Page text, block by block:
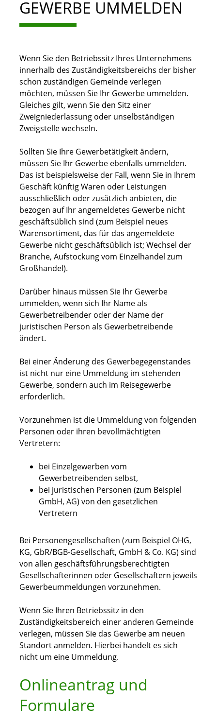
GEWERBE UMMELDEN
Wenn Sie den Betriebssitz Ihres Unternehmens
innerhalb des Zuständigkeitsbereichs der bisher
schon zuständigen Gemeinde verlegen
möchten, müssen Sie Ihr Gewerbe ummelden.
Gleiches gilt, wenn Sie den Sitz einer
Zweigniederlassung oder unselbständigen
Zweigstelle wechseln.
Sollten Sie Ihre Gewerbetätigkeit ändern,
müssen Sie Ihr Gewerbe ebenfalls ummelden.
Das ist beispielsweise der Fall, wenn Sie in Ihrem
Geschäft künftig Waren oder Leistungen
ausschließlich oder zusätzlich anbieten, die
bezogen auf Ihr angemeldetes Gewerbe nicht
geschäftsüblich sind (zum Beispiel neues
Warensortiment, das für das angemeldete
Gewerbe nicht geschäftsüblich ist; Wechsel der
Branche, Aufstockung vom Einzelhandel zum
Großhandel).
Darüber hinaus müssen Sie Ihr Gewerbe
ummelden, wenn sich Ihr Name als
Gewerbetreibender oder der Name der
juristischen Person als Gewerbetreibende
ändert.
Bei einer Änderung des Gewerbegegenstandes
ist nicht nur eine Ummeldung im stehenden
Gewerbe, sondern auch im Reisegewerbe
erforderlich.
Vorzunehmen ist die Ummeldung von folgenden
Personen oder ihren bevollmächtigten
Vertretern:
bei Einzelgewerben vom
Gewerbetreibenden selbst,
bei juristischen Personen (zum Beispiel
GmbH, AG) von den gesetzlichen
Vertretern
Bei Personengesellschaften (zum Beispiel OHG,
KG, GbR/BGB-Gesellschaft, GmbH & Co. KG) sind
von allen geschäftsführungsberechtigten
Gesellschafterinnen oder Gesellschaftern jeweils
Gewerbeummeldungen vorzunehmen.
Wenn Sie Ihren Betriebssitz in den
Zuständigkeitsbereich einer anderen Gemeinde
verlegen, müssen Sie das Gewerbe am neuen
Standort anmelden. Hierbei handelt es sich
nicht um eine Ummeldung.
Onlineantrag und
Formulare